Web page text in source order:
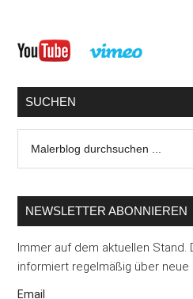
Seitenspalte
SUCHEN
durchsuchen
NEWSLETTER ABONNIEREN
Immer auf dem aktuellen
informiert regelmäßig über neue
Email